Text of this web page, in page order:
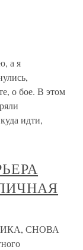
а я
о бое. В этом
идти,
СНОВА